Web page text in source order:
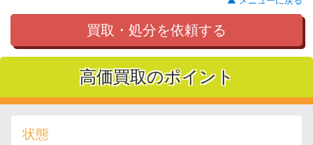
買取・処分を依頼する
高価買取のポイント
状態